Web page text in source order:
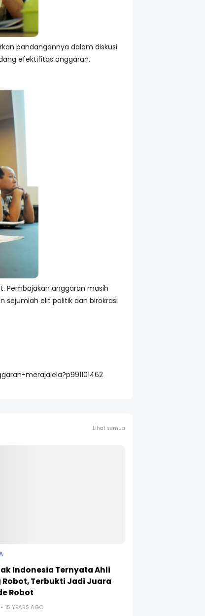
pandangannya dalam diskusi
efektifitas anggaran.
Pembajakan anggaran masih
elit politik dan birokrasi
merajalela?p991101462
Lihat semua
Indonesia Ternyata Ahli
Robot, Terbukti Jadi Juara
Robot
15 YEARS AGO